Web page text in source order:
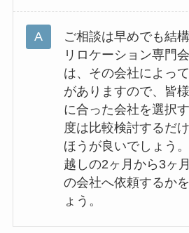
ご相談は早めでも結構
リロケーション専門
は、その会社によっ
がありますので、皆
に合った会社を選択
度は比較検討するだ
ほうが良いでしょう
越しの2ヶ月から3ヶ
の会社へ依頼するか
ょう。